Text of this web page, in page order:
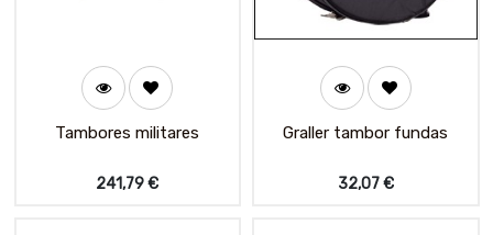
Tambores militares
241,79€
Graller tambor fundas
32,07€